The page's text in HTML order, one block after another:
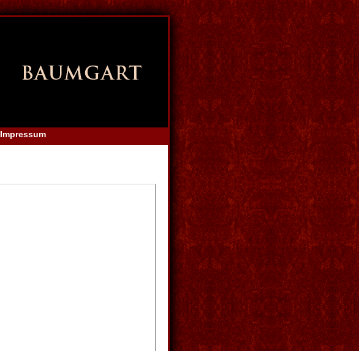
Impressum